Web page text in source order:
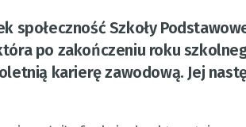
społeczność Szkoły
po zakończeniu roku
karierę zawodową. Jej